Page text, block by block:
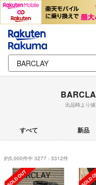
出品時より
すべて 新品
約5,000件中 3277 - 3312件